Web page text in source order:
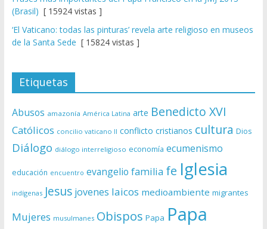
(Brasil) [ 15924 vistas ]
‘El Vaticano: todas las pinturas’ revela arte religioso en museos
de la Santa Sede [ 15824 vistas ]
Etiquetas
Abusos amazonía América Latina arte Benedicto XVI
Católicos concilio vaticano II conflicto cristianos cultura Dios
Diálogo diálogo interreligioso economía ecumenismo
educación encuentro evangelio familia fe Iglesia
indígenas Jesus jovenes laicos medioambiente migrantes
Mujeres musulmanes Obispos Papa Papa